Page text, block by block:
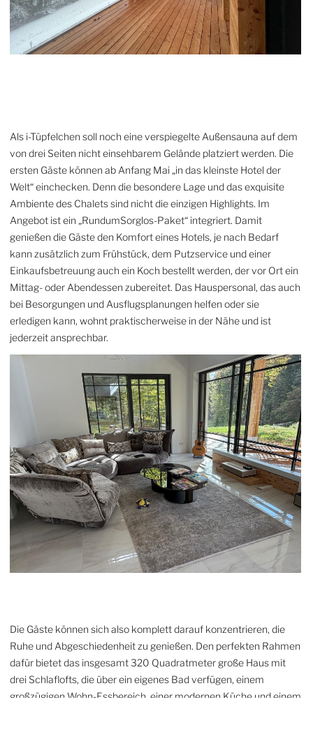
Als i-Tüpfelchen soll noch eine verspiegelte Außensauna auf dem
von drei Seiten nicht einsehbarem Gelände platziert werden. Die
ersten Gäste können ab Anfang Mai „in das kleinste Hotel der
Welt“ einchecken. Denn die besondere Lage und das exquisite
Ambiente des Chalets sind nicht die einzigen Highlights. Im
Angebot ist ein „RundumSorglos-Paket“ integriert. Damit
genießen die Gäste den Komfort eines Hotels, je nach Bedarf
kann zusätzlich zum Frühstück, dem Putzservice und einer
Einkaufsbetreuung auch ein Koch bestellt werden, der vor Ort ein
Mittag- oder Abendessen zubereitet. Das Hauspersonal, das auch
bei Besorgungen und Ausflugsplanungen helfen oder sie
erledigen kann, wohnt praktischerweise in der Nähe und ist
jederzeit ansprechbar.
Die Gäste können sich also komplett darauf konzentrieren, die
Ruhe und Abgeschiedenheit zu genießen. Den perfekten Rahmen
dafür bietet das insgesamt 320 Quadratmeter große Haus mit
drei Schlaflofts, die über ein eigenes Bad verfügen, einem
großzügigen Wohn-Essbereich, einer modernen Küche und einem